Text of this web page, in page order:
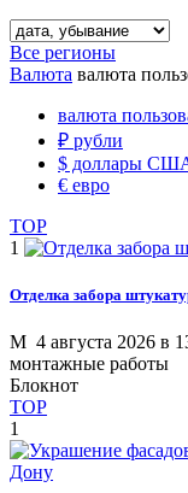
Все регионы
Валюта валюта
валюта
₽ рубли
$ доллары
€ евро
TOP
1
Отделка забора
M 4 августа 2026 в
монтажные работы
Блокнот
TOP
1